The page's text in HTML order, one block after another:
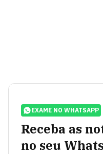
EXAME NO WHATSAPP
Receba as
no seu